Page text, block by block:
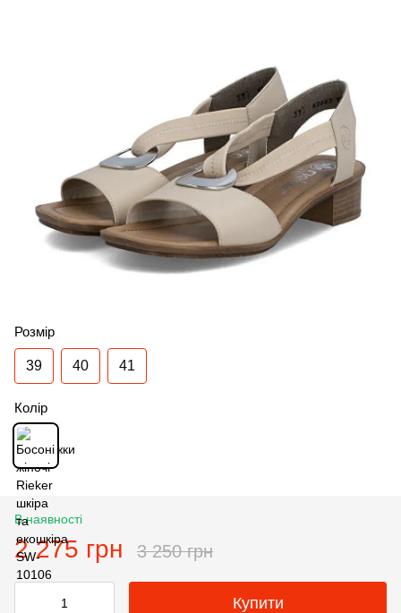
Розмір
39 40 41
Колір
В наявності
2 275 грн 3 250 грн
Купити